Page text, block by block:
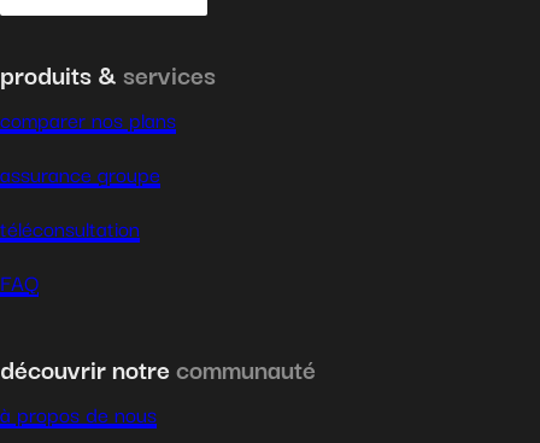
produits & services
comparer nos plans
assurance groupe
téléconsultation
FAQ
découvrir notrecommunauté
à propos de nous